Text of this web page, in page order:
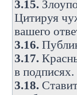
3.15.
Цитируя
вашего
3.16.
3.17.
в подписях.
3.18.